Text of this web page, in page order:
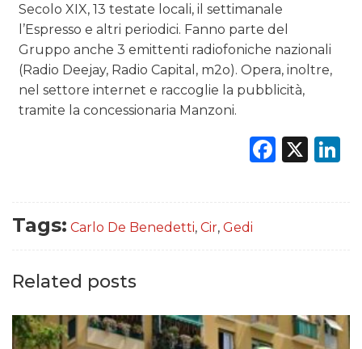
Secolo XIX, 13 testate locali, il settimanale
l’Espresso e altri periodici. Fanno parte del
Gruppo anche 3 emittenti radiofoniche nazionali
(Radio Deejay, Radio Capital, m2o). Opera, inoltre,
nel settore internet e raccoglie la pubblicità,
tramite la concessionaria Manzoni.
X
Tags: Carlo De Benedetti, Cir, Gedi
Related posts